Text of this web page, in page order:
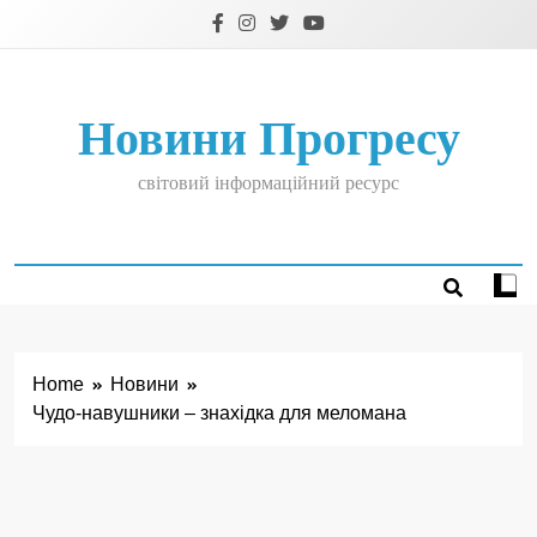
Новини Прогресу
світовий інформаційний ресурс
Home
Новини
Чудо-навушники – знахідка для меломана